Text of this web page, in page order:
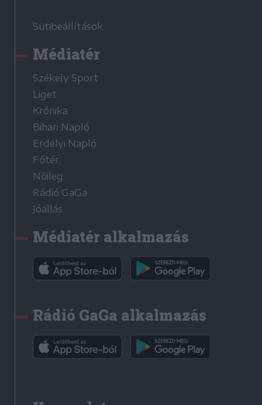
Sütibeállítások
Médiatér
Székely Sport
Liget
Krónika
Bihari Napló
Erdélyi Napló
Főtér
Nőileg
Rádió GaGa
Jóállás
Médiatér alkalmazás
Rádió GaGa alkalmazás